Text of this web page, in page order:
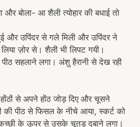
बोला- आ शैली त्योहार की बधाई तो
और उपिंदर से गले मिली और उपिंदर ने
ज़ोर से। शैली भी लिपट गयी।
पीठ सहलाने लगा। अंशु हैरानी से देख रही
से अपने होंठ जोड़ दिए और चूसने
की पीठ से फिसल के नीचे आया, स्कर्ट को
के ऊपर से उसके चूतड़ दबाने लगा।